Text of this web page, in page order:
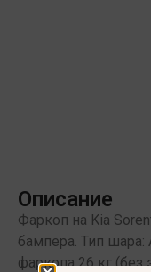
Описание
Фаркоп на Kia
бампера. Тип шара:
фаркопа 26 кг (без